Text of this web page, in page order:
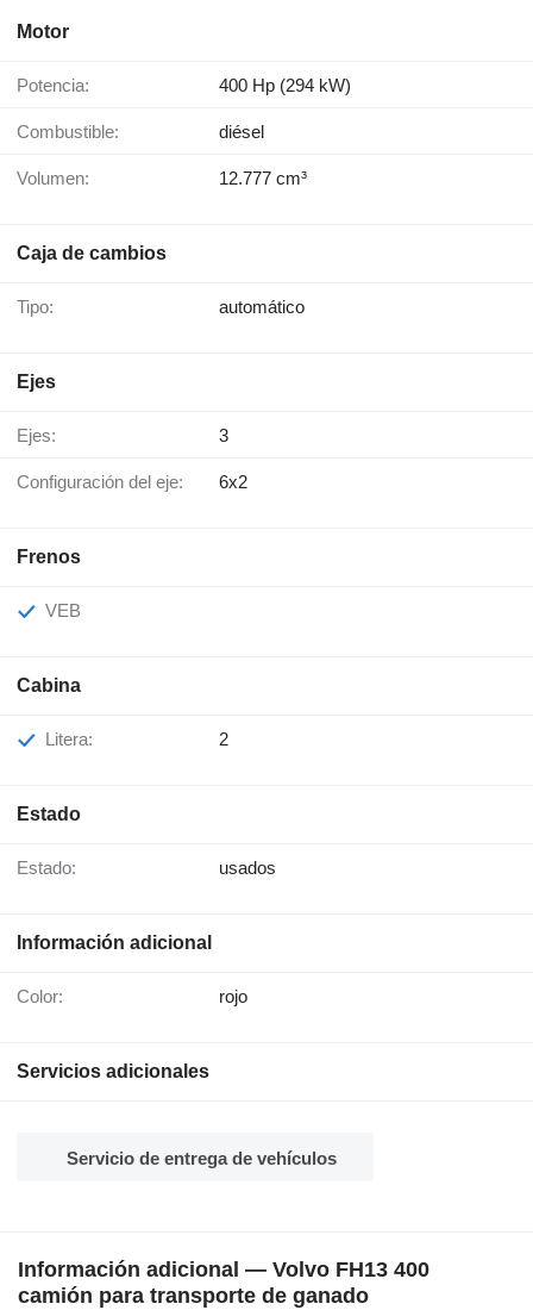
Motor
Potencia: 400 Hp (294 kW)
Combustible: diésel
Volumen: 12.777 cm³
Caja de cambios
Tipo: automático
Ejes
Ejes: 3
Configuración del eje: 6x2
Frenos
VEB
Cabina
Litera: 2
Estado
Estado: usados
Información adicional
Color: rojo
Servicios adicionales
Servicio de entrega de vehículos
Información adicional — Volvo FH13 400
camión para transporte de ganado